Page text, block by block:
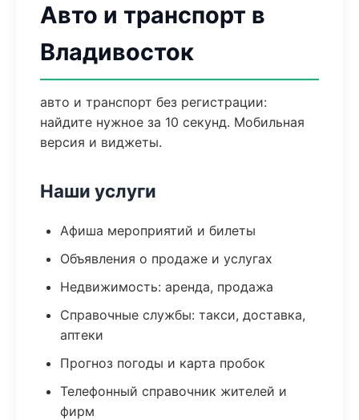
Авто и транспорт в
Владивосток
авто и транспорт без регистрации:
найдите нужное за 10 секунд. Мобильная
версия и виджеты.
Наши услуги
Афиша мероприятий и билеты
Объявления о продаже и услугах
Недвижимость: аренда, продажа
Справочные службы: такси, доставка,
аптеки
Прогноз погоды и карта пробок
Телефонный справочник жителей и
фирм